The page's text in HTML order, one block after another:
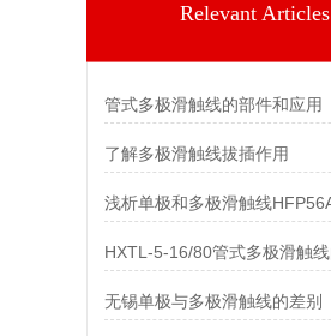
Relevant Articles
管式多极滑触线的部件和应用
了解多极滑触线拔插作用
无锡单极与多极滑触线的差别